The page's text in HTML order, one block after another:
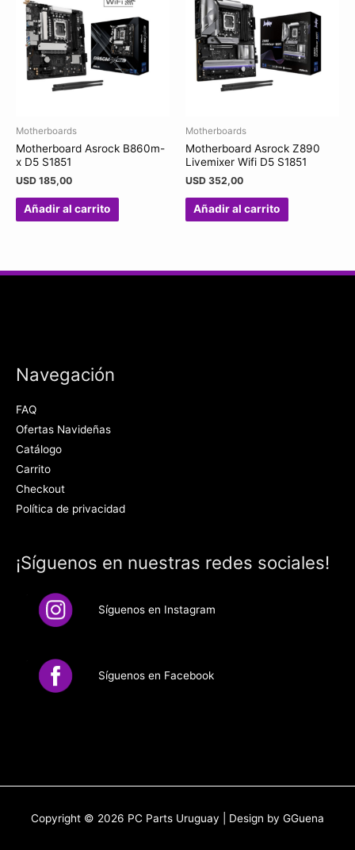
Motherboards
Motherboard Asrock B860m-
x D5 S1851
USD 185,00
Añadir al carrito
Motherboards
Motherboard Asrock Z890
Livemixer Wifi D5 S1851
USD 352,00
Añadir al carrito
Navegación
FAQ
Ofertas Navideñas
Catálogo
Carrito
Checkout
Política de privacidad
¡Síguenos en nuestras redes sociales!
Síguenos en Instagram
Síguenos en Facebook
Copyright © 2026 PC Parts Uruguay | Design by GGuena